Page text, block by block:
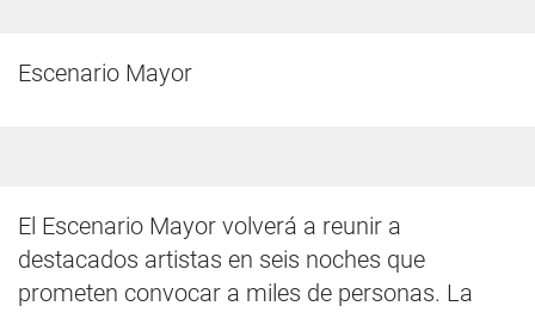
Escenario Mayor
El Escenario Mayor volverá a reunir a
destacados artistas en seis noches que
prometen convocar a miles de personas. La